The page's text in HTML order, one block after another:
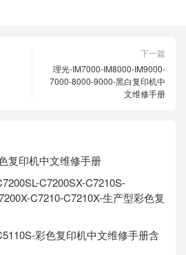
下一篇
理光-IM7000-IM8000-IM9000-
7000-8000-9000-黑白复印机中
文维修手册
复印机中文维修手册
C7200SX-C7210S-
C7210-C7210X-生产型彩色复
彩色复印机中文维修手册含